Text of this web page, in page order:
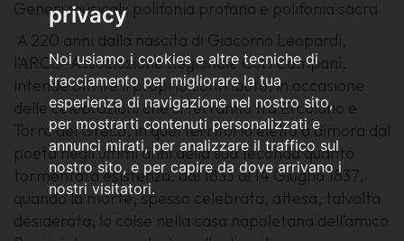
privacy
Noi usiamo i cookies e altre tecniche di
tracciamento per migliorare la tua
esperienza di navigazione nel nostro sito,
per mostrarti contenuti personalizzati e
annunci mirati, per analizzare il traffico sul
nostro sito, e per capire da dove arrivano i
nostri visitatori.
Generi musicali: polifonia profana e polifonia sacra
A 220 anni dalla nascita di Giacomo Leopardi,
l’ARCC- Associazione Regionale Cori Campani,
intende offrire il proprio contributo, in occasione
delle celebrazioni che si terranno tra Ercolano e
Torre del Greco, in quel territorio eletto a dimora dal
poeta negli ultimi anni della sua feconda quanto
tormentata esistenza, dal 1833 al 14 Giugno 1837,
quando la morte, spesso celebrata, attesa, talvolta
desiderata, lo colse nella casa napoletana dell’amico